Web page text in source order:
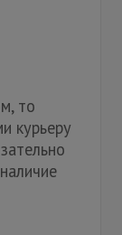
то
курьеру